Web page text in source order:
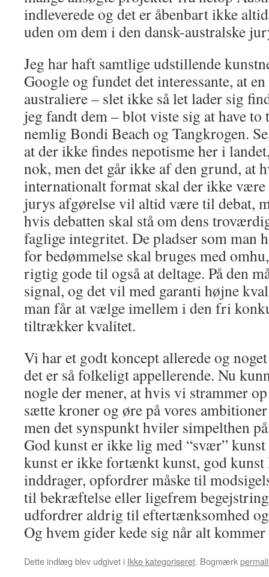
indleverede og det er åbenbart ikke
uden om dem i den dansk-australske
Jeg har haft samtlige udstillende
Google og fundet det interessante, at
australiere – slet ikke så let lader sig
jeg fandt dem – blot viste sig at have to
nemlig Bondi Beach og Tangkrogen.
at der ikke findes nepotisme her i
nok, men det går ikke af den grund, at
internationalt format skal der ikke
jurys afgørelse vil altid være til debat,
hvis debatten skal stå om dens
faglige integritet. De pladser som man
for bedømmelse skal bruges med
rigtig gode til også at deltage. På den
signal, og det vil med garanti højne
man får at vælge imellem i den fri
tiltrækker kvalitet.
Vi har et godt koncept allerede og
det er så folkeligt appellerende. Nu
nogle der mener, at hvis vi strammer
sætte kroner og øre på vores
men det synspunkt hviler simpelthen
God kunst er ikke lig med “svær”
kunst er ikke fortænkt kunst, god
inddrager, opfordrer måske til
til bekræftelse eller ligefrem
udfordrer aldrig til eftertænksomhed
Og hvem gider kede sig når alt
Dette indlæg blev udgivet i Ikke kategoriseret. Bogmærk